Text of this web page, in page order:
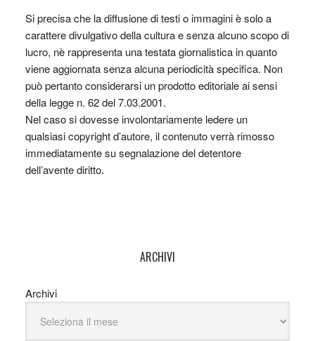
Si precisa che la diffusione di testi o immagini è solo a
carattere divulgativo della cultura e senza alcuno scopo di
lucro, nè rappresenta una testata giornalistica in quanto
viene aggiornata senza alcuna periodicità specifica. Non
può pertanto considerarsi un prodotto editoriale ai sensi
della legge n. 62 del 7.03.2001.
Nel caso si dovesse involontariamente ledere un
qualsiasi copyright d’autore, il contenuto verrà rimosso
immediatamente su segnalazione del detentore
dell’avente diritto.
ARCHIVI
Archivi